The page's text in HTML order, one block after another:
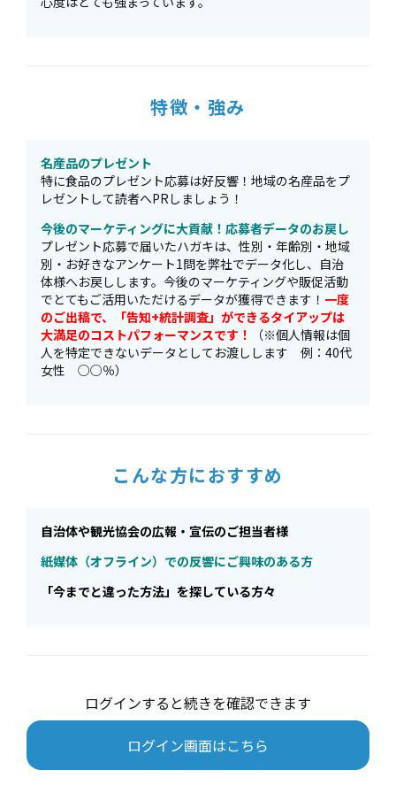
特徴・強み
名産品のプレゼント
特に食品のプレゼント応募は好反響！地域の名産品をプ
レゼントして読者へPRしましょう！
今後のマーケティングに大貢献！応募者データのお戻し
プレゼント応募で届いたハガキは、性別・年齢別・地域
別・お好きなアンケート1問を弊社でデータ化し、自治
体様へお戻しします。今後のマーケティングや販促活動
でとてもご活用いただけるデータが獲得できます！ 一度
のご出稿で、「告知+統計調査」ができるタイアップは
大満足のコストパフォーマンスです！
（※個人情報は個
人を特定できないデータとしてお渡しします 例：40代
女性 ○○％）
こんな方におすすめ
自治体や観光協会の広報・宣伝のご担当者様
紙媒体（オフライン）での反響にご興味のある方
「今までと違った方法」を探している方々
ログインすると続きを確認できます
ログイン画面はこちら